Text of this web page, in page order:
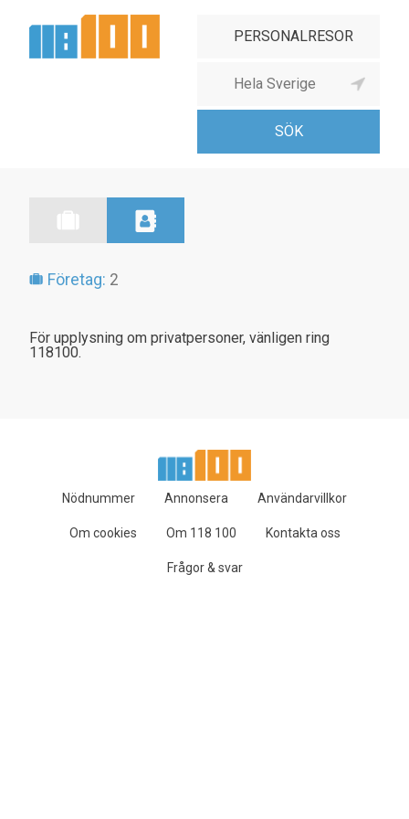
Företag: 2
För upplysning om privatpersoner, vänligen ring
118100.
Nödnummer Annonsera Användarvillkor
Om cookies Om 118 100 Kontakta oss
Frågor & svar